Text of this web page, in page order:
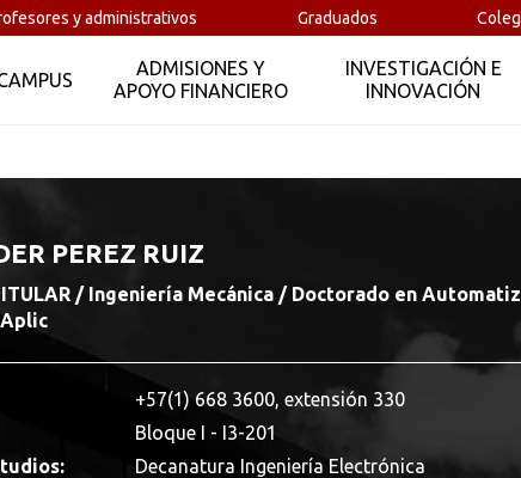
y administrativos Graduados
ADMISIONES Y
APOYO FINANCIERO
INVESTIGACIÓN E
INNOVACIÓN
PEREZ RUIZ
/ Ingeniería Mecánica / Doctorado en
+57(1) 668 3600, extensión 330
Bloque I - I3-201
Decanatura Ingeniería Electrónica